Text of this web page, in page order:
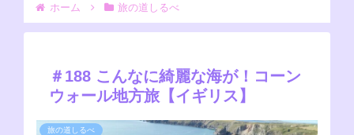
ホーム 旅の道しるべ
＃188 こんなに綺麗な海が！コーン
ウォール地方旅【イギリス】
旅の道しるべ